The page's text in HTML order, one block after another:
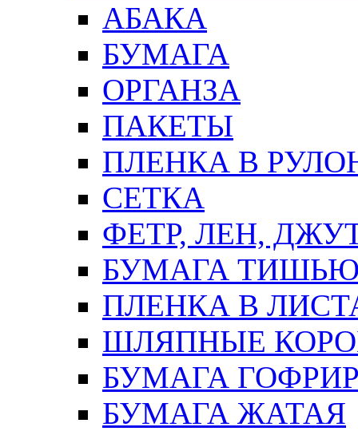
АБАКА
БУМАГА
ОРГАНЗА
ПАКЕТЫ
ПЛЕНКА В
СЕТКА
ФЕТР, ЛЕН,
БУМАГА
ПЛЕНКА В
ШЛЯПНЫЕ
БУМАГА
БУМАГА ЖАТАЯ